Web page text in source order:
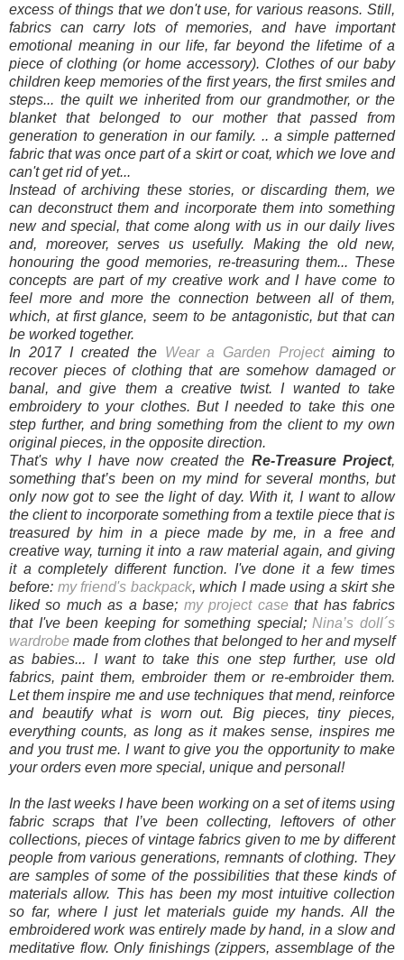
excess of things that we don't use, for various reasons. Still,
fabrics can carry lots of memories, and have important
emotional meaning in our life, far beyond the lifetime of a
piece of clothing (or home accessory). Clothes of our baby
children keep memories of the first years, the first smiles and
steps... the quilt we inherited from our grandmother, or the
blanket that belonged to our mother that passed from
generation to generation in our family. .. a simple patterned
fabric that was once part of a skirt or coat, which we love and
can't get rid of yet...
Instead of archiving these stories, or discarding them, we
can deconstruct them and incorporate them into something
new and special, that come along with us in our daily lives
and, moreover, serves us usefully. Making the old new,
honouring the good memories, re-treasuring them... These
concepts are part of my creative work and I have come to
feel more and more the connection between all of them,
which, at first glance, seem to be antagonistic, but that can
be worked together.
In 2017 I created the Wear a Garden Projectaiming to
recover pieces of clothing that are somehow damaged or
banal, and give them a creative twist. I wanted to take
embroidery to your clothes. But I needed to take this one
step further, and bring something from the client to my own
original pieces, in the opposite direction.
That's why I have now created the Re-Treasure Project,
something that’s been on my mind for several months, but
only now got to see the light of day. With it, I want to allow
the client to incorporate something from a textile piece that is
treasured by him in a piece made by me, in a free and
creative way, turning it into a raw material again, and giving
it a completely different function. I've done it a few times
before: my friend's backpack, which I made using a skirt she
liked so much as a base; my project casethat has fabrics
that I've been keeping for something special;Nina’s doll´s
wardrobe made from clothes that belonged to her and myself
as babies... I want to take this one step further, use old
fabrics, paint them, embroider them or re-embroider them.
Let them inspire me and use techniques that mend, reinforce
and beautify what is worn out. Big pieces, tiny pieces,
everything counts, as long as it makes sense, inspires me
and you trust me. I want to give you the opportunity to make
your orders even more special, unique and personal!
In the last weeks I have been working on a set of items using
fabric scraps that I’ve been collecting, leftovers of other
collections, pieces of vintage fabrics given to me by different
people from various generations, remnants of clothing. They
are samples of some of the possibilities that these kinds of
materials allow. This has been my most intuitive collection
so far, where I just let materials guide my hands. All the
embroidered work was entirely made by hand, in a slow and
meditative flow. Only finishings (zippers, assemblage of the